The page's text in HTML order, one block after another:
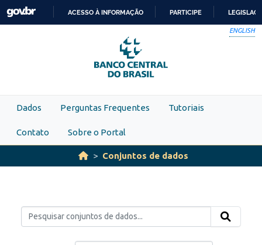
Skip to main content
PARA
O
CONTEÚDO
ACESSO À INFORMAÇÃO PARTICIPE
ENGLISH
Dados Perguntas Frequentes Tutoriais
Contato Sobre o Portal
Conjuntos de dados